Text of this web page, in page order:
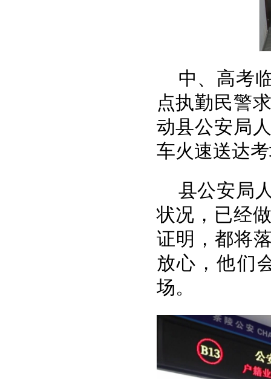
中、高考
点执勤民警
动县公安局
车火速送达
县公安局
状况，已经
证明，都将
放心，他们
场。